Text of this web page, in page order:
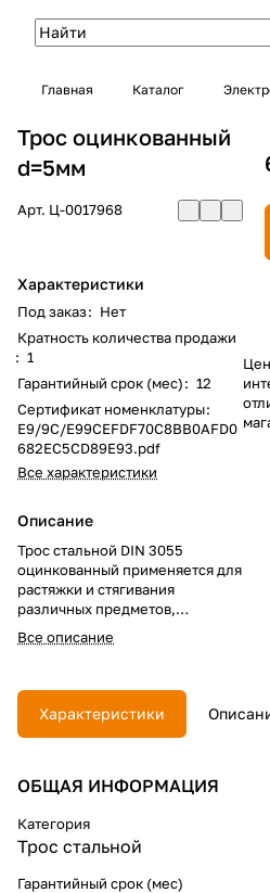
Главная Каталог
Трос оцинкованный
d=5мм
Арт. Ц-0017968
Характеристики
Под заказ: Нет
Кратность количества продажи
: 1
Гарантийный срок (мес): 12
Сертификат номенклатуры:
E9/9C/E99CEFDF70C8BB0AFD0
682EC5CD89E93.pdf
Все характеристики
Описание
Трос стальной DIN 3055
оцинкованный применяется для
растяжки и стягивания
различных предметов,
фиксации различных элементов
конструкций, а также для
Нельзя использовать для
грузового подъема, так как не
рассчитан на динамические
Все описание
Характеристики
ОБЩАЯ ИНФОРМАЦИЯ
Категория
Трос стальной
Гарантийный срок (мес)